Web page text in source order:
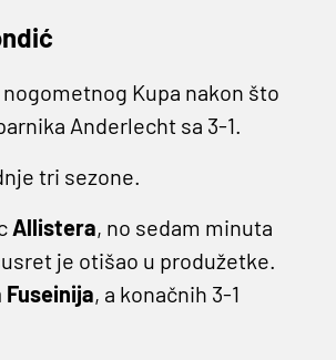
Kupa nakon što
Anderlecht sa 3-1.
tri sezone.
Allistera, no sedam minuta
je otišao u produžetke.
Fuseinija, a konačnih 3-1